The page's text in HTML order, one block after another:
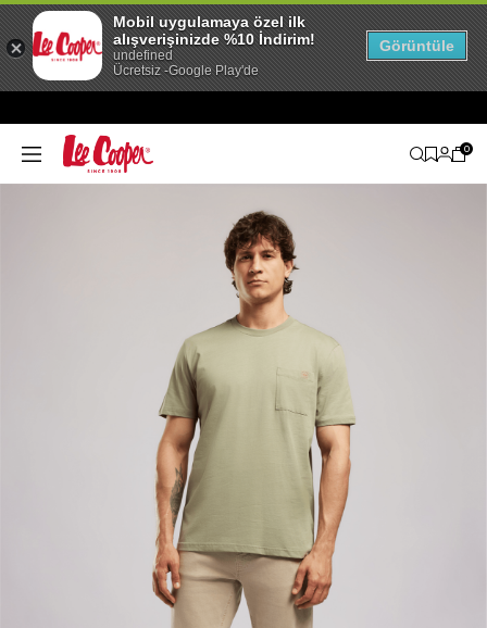
0
Mobil uygulamaya özel ilk
alışverişinizde %10 İndirim!
undefined
Ücretsiz -Google Play'de
Görüntüle